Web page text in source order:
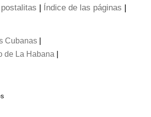
| Índice de las páginas |
Cubanas|
de La Habana